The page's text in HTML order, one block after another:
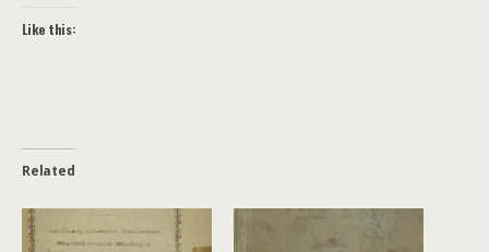
Like this:
Related